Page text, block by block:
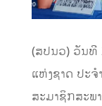
(ສປນວ) ວັນທີ
ແຫ່ງຊາດ ປະ
ສະມາຊິກສະພ